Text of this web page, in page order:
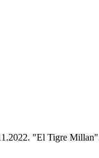
"El Tigre